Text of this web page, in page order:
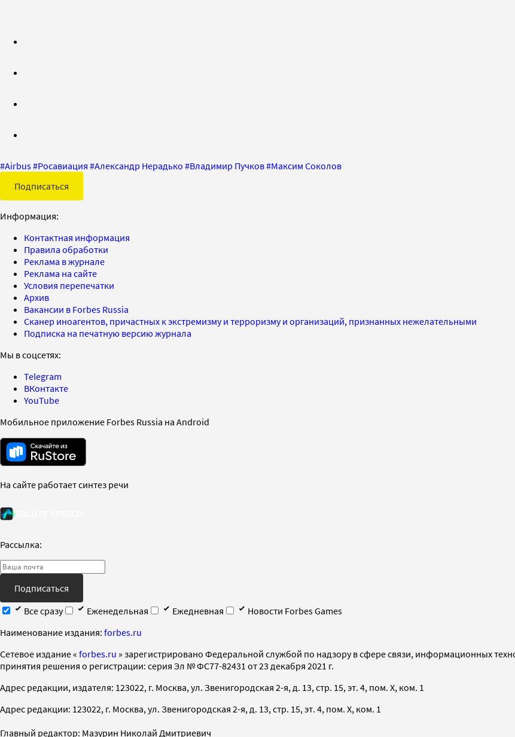
#Airbus#Росавиация #Александр Нерадько #Владимир Пучков#Максим Соколов
Подписаться
Информация:
Контактная информация
Правила обработки
Реклама в журнале
Реклама на сайте
Условия перепечатки
Архив
Вакансии в Forbes Russia
Сканер иноагентов, причастных к экстремизму и терроризму и организаций, признанных нежелательными
Подписка на печатную версию журнала
Мы в соцсетях:
Telegram
ВКонтакте
YouTube
Мобильное приложение Forbes Russia на Android
На сайте работает синтез речи
Рассылка:
Подписаться
Все сразу
Еженедельная Ежедневная
Новости Forbes Games
Наименование издания: forbes.ru
Cетевое издание « forbes.ru » зарегистрировано Федеральной службой по надзору в сфере связи, информационных
принятия решения о регистрации: серия Эл № ФС77-82431 от 23 декабря 2021 г.
Адрес редакции, издателя: 123022, г. Москва, ул. Звенигородская 2-я, д. 13, стр. 15, эт. 4, пом. X, ком. 1
Адрес редакции: 123022, г. Москва, ул. Звенигородская 2-я, д. 13, стр. 15, эт. 4, пом. X, ком. 1
Главный редактор: Мазурин Николай Дмитриевич